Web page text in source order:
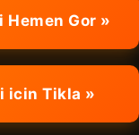
Gor »
icin Tikla »